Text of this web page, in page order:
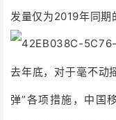
发量仅为2019年同期
去年底，对于毫不动
弹”各项措施，中国